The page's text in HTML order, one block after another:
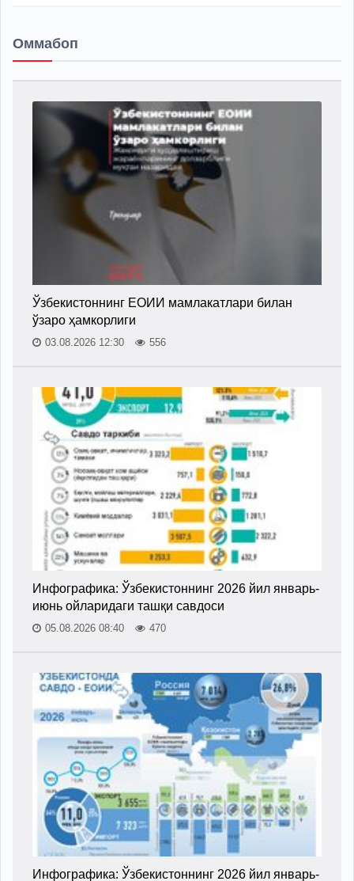
Оммабоп
Ўзбекистоннинг ЕОИИ мамлакатлари билан
ўзаро ҳамкорлиги
03.08.2026 12:30 556
Инфографика: Ўзбекистоннинг 2026 йил январь-
июнь ойларидаги ташқи савдоси
05.08.2026 08:40 470
Инфографика: Ўзбекистоннинг 2026 йил январь-